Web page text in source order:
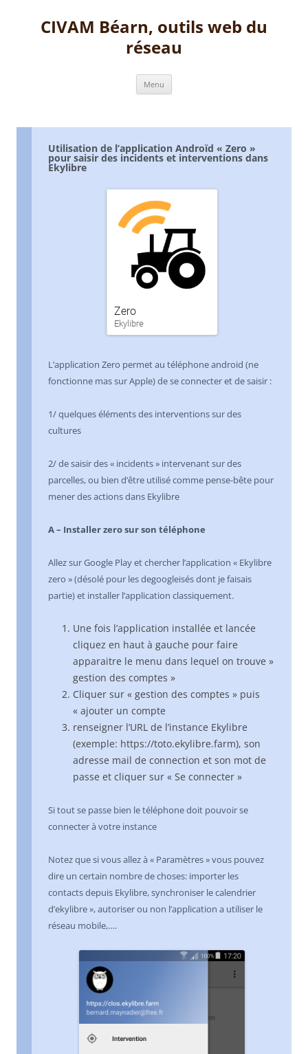
contenuCIVAM Béarn, outils web du
réseau
Menu
Utilisation de l’application Androïd « Zero »
pour saisir des incidents et interventions dans
Ekylibre
L’application Zero permet au téléphone android (ne
fonctionne mas sur Apple) de se connecter et de saisir :
1/ quelques éléments des interventions sur des
cultures
2/ de saisir des « incidents » intervenant sur des
parcelles, ou bien d’être utilisé comme pense-bête pour
mener des actions dans Ekylibre
A – Installer zero sur son téléphone
Allez sur Google Play et chercher l’application « Ekylibre
zero » (désolé pour les degoogleisés dont je faisais
partie) et installer l’application classiquement.
Une fois l’application installée et lancée
cliquez en haut à gauche pour faire
apparaitre le menu dans lequel on trouve »
gestion des comptes »
Cliquer sur « gestion des comptes » puis
« ajouter un compte
renseigner l’URL de l’instance Ekylibre
(exemple: https://toto.ekylibre.farm), son
adresse mail de connection et son mot de
passe et cliquer sur « Se connecter »
Si tout se passe bien le téléphone doit pouvoir se
connecter à votre instance
Notez que si vous allez à « Paramètres » vous pouvez
dire un certain nombre de choses: importer les
contacts depuis Ekylibre, synchroniser le calendrier
d’ekylibre », autoriser ou non l’application a utiliser le
réseau mobile,….